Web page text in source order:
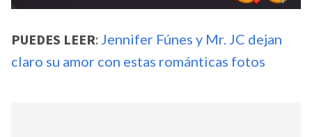
PUEDES LEER: Jennifer Fúnes y Mr. JC dejan
claro su amor con estas románticas fotos